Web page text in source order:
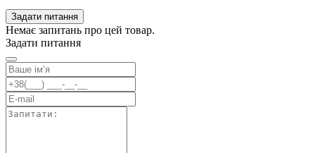
Задати питання
Немає запитань про цей товар.
Задати питання